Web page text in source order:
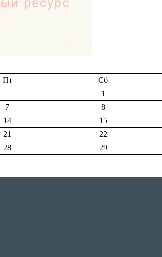
Пт Сб
1
7 8
14 15
21 22
28 29